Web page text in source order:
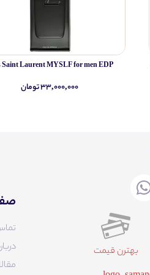
Saint Laurent MYSLF for men EDP
۳۳,۰۰۰,۰۰۰ تومان
بهترن قیمت